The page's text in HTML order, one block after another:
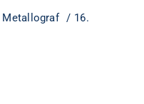
Metallograf
16.